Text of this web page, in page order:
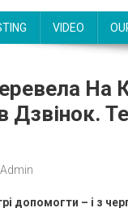
VIDEO
На
Дзвінок.
Admin
допомогти – і з